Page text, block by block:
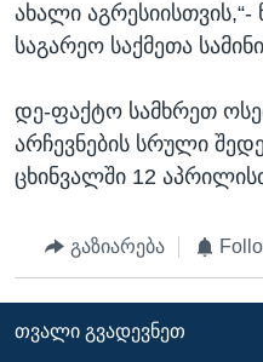
ახალი აგრესიისთვის,“-
საგარეო საქმეთა
დე-ფაქტო სამხრეთ
არჩევნების სრული
ცხინვალში 12
გაზიარება
ᲗᲕᲐᲚᲘ ᲒᲕᲐᲓᲔᲕᲜᲔᲗ